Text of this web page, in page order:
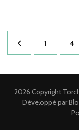
Pagination
des
Page
1 4
2026 Copyright
Développé par